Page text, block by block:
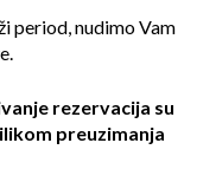
period, nudimo Vam
rezervacija su
preuzimanja